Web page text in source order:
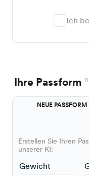
Ich
Ihre Passform
NEUE PASSFORM
Erstellen Sie Ihren
unserer KI:
Gewicht